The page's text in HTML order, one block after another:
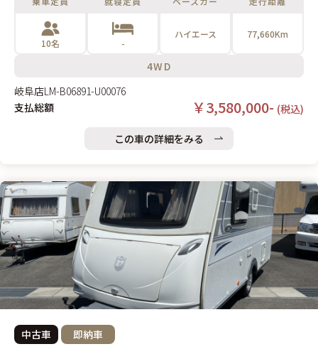
10名 -
ハイエース 77,660Km
4WD
岐阜店LM-B06891-U00076
支払総額
￥3,580,000- (税込)
この車の詳細をみる
中古車 即納車